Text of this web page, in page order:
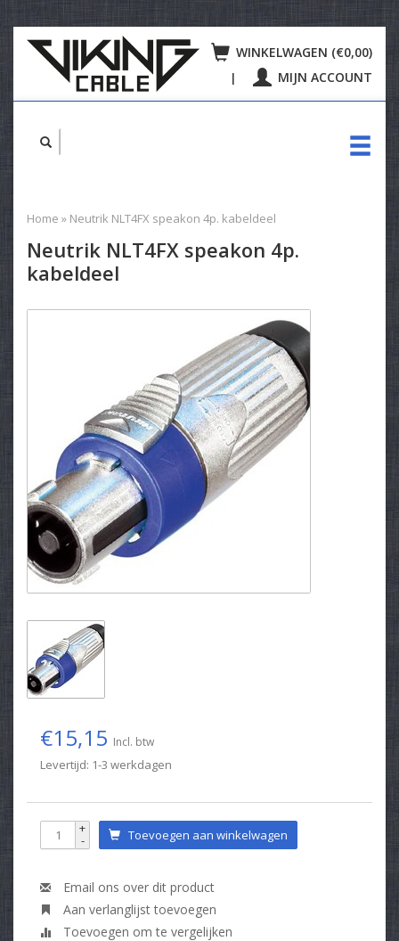
WINKELWAGEN (€0,00)
| MIJN ACCOUNT
Home » Neutrik NLT4FX speakon 4p. kabeldeel
Neutrik NLT4FX speakon 4p.
kabeldeel
€15,15 Incl. btw
Levertijd: 1-3 werkdagen
+
- Toevoegen aan winkelwagen
Email ons over dit product
Aan verlanglijst toevoegen
Toevoegen om te vergelijken